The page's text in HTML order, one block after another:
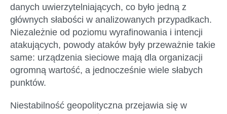
danych uwierzytelniających, co było jedną z
głównych słabości w analizowanych przypadkach.
Niezależnie od poziomu wyrafinowania i intencji
atakujących, powody ataków były przeważnie takie
same: urządzenia sieciowe mają dla organizacji
ogromną wartość, a jednocześnie wiele słabych
punktów.
Niestabilność geopolityczna przejawia się w